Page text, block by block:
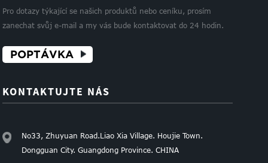
Pro dotazy týkající se našich produktů nebo ceníku, prosím
zanechat svůj e-mail a my vás bude kontaktovat do 24 hodin.
POPTÁVKA
KONTAKTUJTE NÁS
No33, Zhuyuan Road.Liao Xia Village. Houjie Town.
Dongguan City. Guangdong Province. CHINA